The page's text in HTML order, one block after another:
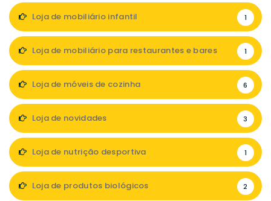
Loja de mobiliário infantil 1
Loja de mobiliário para restaurantes e bares 1
Loja de móveis de cozinha 6
Loja de novidades 3
Loja de nutrição desportiva 1
Loja de produtos biológicos 2